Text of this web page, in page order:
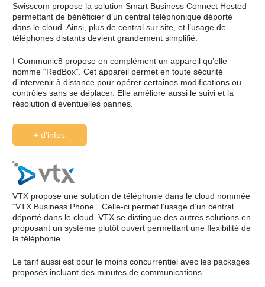
Swisscom propose la solution Smart Business Connect Hosted
permettant de bénéficier d’un central téléphonique déporté
dans le cloud. Ainsi, plus de central sur site, et l’usage de
téléphones distants devient grandement simplifié.
I-Communic8 propose en complément un appareil qu’elle
nomme “RedBox”. Cet appareil permet en toute sécurité
d’intervenir à distance pour opérer certaines modifications ou
contrôles sans se déplacer. Elle améliore aussi le suivi et la
résolution d’éventuelles pannes.
+ d’infos
VTX propose une solution de téléphonie dans le cloud nommée
“VTX Business Phone”. Celle-ci permet l’usage d’un central
déporté dans le cloud. VTX se distingue des autres solutions en
proposant un système plutôt ouvert permettant une flexibilité de
la téléphonie.
Le tarif aussi est pour le moins concurrentiel avec les packages
proposés incluant des minutes de communications.